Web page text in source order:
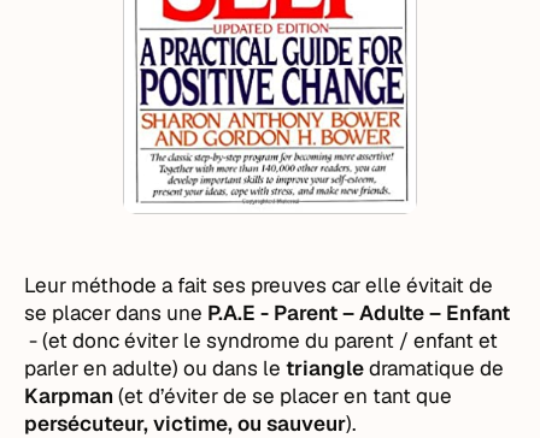
Leur méthode a fait ses preuves car elle évitait de
se placer dans une P.A.E - Parent – Adulte – Enfant
- (et donc éviter le syndrome du parent / enfant et
parler en adulte) ou dans letriangledramatique de
Karpman (et d’éviter de se placer en tant que
persécuteur, victime, ou sauveur).